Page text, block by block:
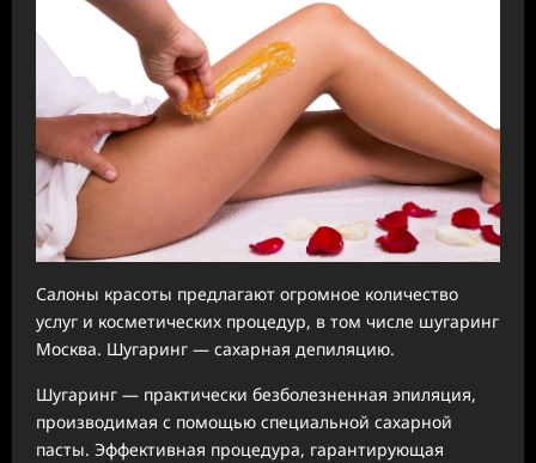
Салоны красоты предлагают огромное количество
услуг и косметических процедур, в том числе шугаринг
Москва. Шугаринг — сахарная депиляцию.
Шугаринг — практически безболезненная эпиляция,
производимая с помощью специальной сахарной
пасты. Эффективная процедура, гарантирующая